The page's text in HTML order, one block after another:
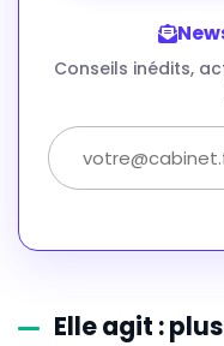
Conseils inédits,
Elle agit :